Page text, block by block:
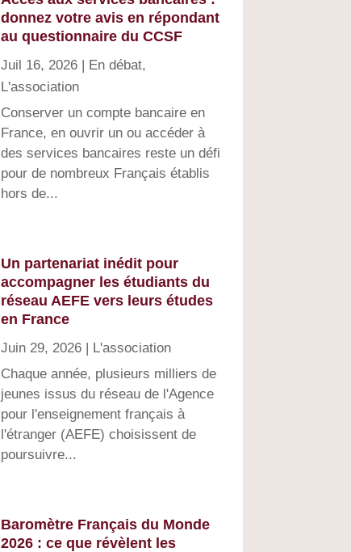
donnez votre avis en répondant
au questionnaire du CCSF
Juil 16, 2026| En débat,
L'association
Conserver un compte bancaire en
France, en ouvrir un ou accéder à
des services bancaires reste un défi
pour de nombreux Français établis
hors de...
Un partenariat inédit pour
accompagner les étudiants du
réseau AEFE vers leurs études
en France
Juin 29, 2026| L'association
Chaque année, plusieurs milliers de
jeunes issus du réseau de l'Agence
pour l'enseignement français à
l'étranger (AEFE) choisissent de
poursuivre...
Baromètre Français du Monde
2026 : ce que révèlent les